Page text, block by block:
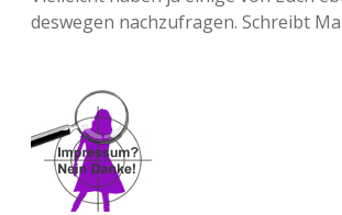
deswegen nachzufragen. Schreibt